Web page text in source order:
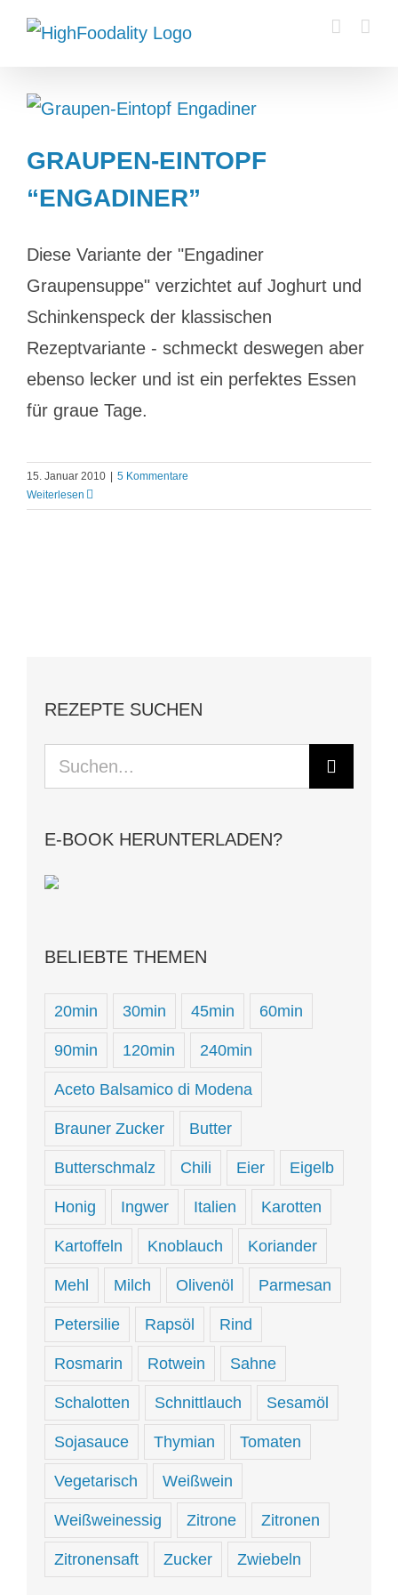
Zum
Inhalt
GRAUPEN-EINTOPF
“ENGADINER”
Diese Variante der "Engadiner
Graupensuppe" verzichtet auf Joghurt und
Schinkenspeck der klassischen
Rezeptvariante - schmeckt deswegen aber
ebenso lecker und ist ein perfektes Essen
für graue Tage.
15. Januar 2010
5 Kommentare
Weiterlesen
REZEPTE SUCHEN
Suche
nach:
E-BOOK HERUNTERLADEN?
BELIEBTE THEMEN
20min 30min 45min 60min
90min 120min 240min
Aceto Balsamico di Modena
Brauner Zucker Butter
Butterschmalz Chili Eier Eigelb
Honig Ingwer Italien Karotten
Kartoffeln Knoblauch Koriander
Mehl Milch Olivenöl Parmesan
Petersilie Rapsöl Rind
Rosmarin Rotwein Sahne
Schalotten Schnittlauch Sesamöl
Sojasauce Thymian Tomaten
Vegetarisch Weißwein
Weißweinessig Zitrone Zitronen
Zitronensaft Zucker Zwiebeln